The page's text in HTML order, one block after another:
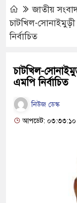
জাতীয়
চাটখিল-
নির্বাচিত
চাটখিল-
এমপি নির্বাচিত
নিউজ ডেস্ক
আপডেট: ০৩:৩৩:১০